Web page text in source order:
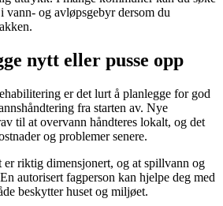
vann- og avløpsgebyr dersom du
nytt eller pusse opp
er det lurt å planlegge for god
fra starten av. Nye
til at overvann håndteres lokalt, og det
og problemer senere.
er riktig dimensjonert, og at spillvann og
autorisert fagperson kan hjelpe deg med
beskytter huset og miljøet.